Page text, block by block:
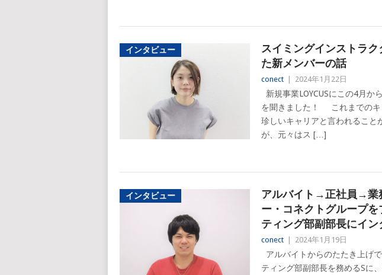
インタビュー
スイミングインストラ
た新メンバーの話
conect 2024年1月22日
新規事業LOYCUSにこの4月か
を聞きました！ これまでのキ
珍しいキャリアと言われること
が、元々はス […]
インタビュー
アルバイト→正社員→業
ー・コネクトグループ
ティング部副部長にイン
conect 2024年1月19日
アルバイトからのたたき上げ
ティング部副部長を務めるSに